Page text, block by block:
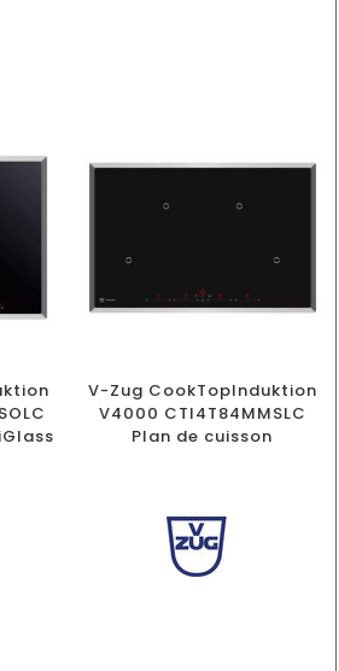
V-Zug CookTopInduktion
V4000 CTI4T84MMSLC
Plan de cuisson